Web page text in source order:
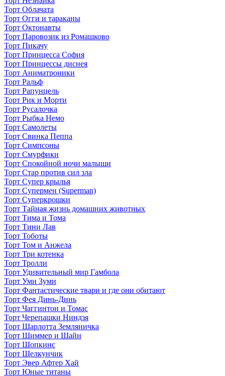
Торт Облачата
Торт Огги и тараканы
Торт Октонавты
Торт Паровозик из Ромашково
Торт Пикачу
Торт Принцесса София
Торт Принцессы диснея
Торт Аниматроники
Торт Ральф
Торт Рапунцель
Торт Рик и Морти
Торт Русалочка
Торт Рыбка Немо
Торт Самолеты
Торт Свинка Пеппа
Торт Симпсоны
Торт Смурфики
Торт Спокойной ночи малыши
Торт Стар против сил зла
Торт Супер крылья
Торт Супермен (Superman)
Торт Суперкрошки
Торт Тайная жизнь домашних животных
Торт Тима и Тома
Торт Тини Лав
Торт Тоботы
Торт Том и Анжела
Торт Три котенка
Торт Тролли
Торт Удивительный мир Гамбола
Торт Уми Зуми
Торт Фантастические твари и где они обитают
Торт Фея Динь-Динь
Торт Чаггинтон и Томас
Торт Черепашки Ниндзя
Торт Шарлотта Земляничка
Торт Шиммер и Шайн
Торт Шопкинс
Торт Щелкунчик
Торт Эвер Афтер Хай
Торт Юные титаны